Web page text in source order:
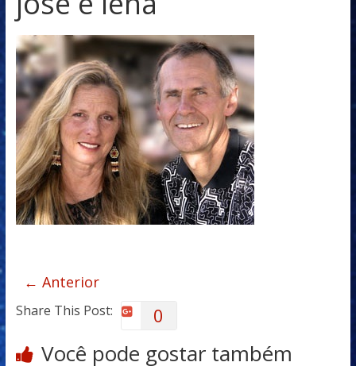
← Anterior
Share This Post: 0
Você pode gostar também